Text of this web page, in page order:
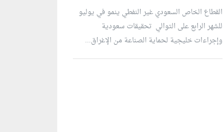
القطاع الخاص السعودي غير النفطي ينمو في يوليو
للشهر الرابع على التوالي تحقيقات سعودية
وإجراءات خليجية لحماية الصناعة من الإغراق...